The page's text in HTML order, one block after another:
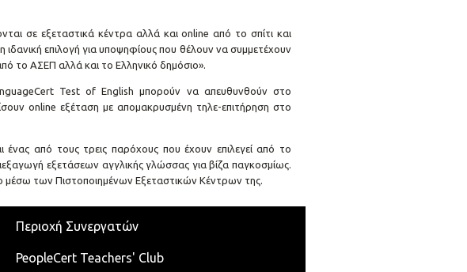
σε εξεταστικά κέντρα αλλά και online από το σπίτι και
ιδανική επιλογή για υποψηφίους που θέλουν να συμμετέχουν
το ΑΣΕΠ αλλά και το Ελληνικό δημόσιο».
Test of English μπορούν να απευθυνθούν στο
οnline εξέταση με απομακρυσμένη τηλε-επιτήρηση στο
ένας από τους τρεις παρόχους που έχουν επιλεγεί από το
εξετάσεων αγγλικής γλώσσας για βίζα παγκοσμίως.
μέσω των Πιστοποιημένων Εξεταστικών Κέντρων της.
Περιοχή Συνεργατών
PeopleCert Teachers' Club